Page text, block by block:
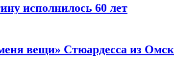
исполнилось 60 лет
вещи» Стюардесса из